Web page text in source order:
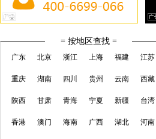
= 按地区查找 =
广东 北京 浙江 上海 福建 江苏
重庆 湖南 四川 贵州 云南 西藏
陕西 甘肃 青海 宁夏 新疆 台湾
香港 澳门 海南 广西 湖北 河南